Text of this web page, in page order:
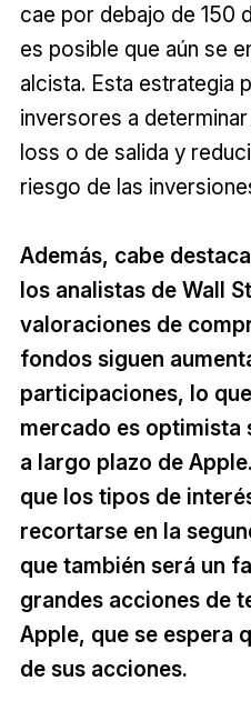
cae por debajo de 150
es posible que aún se
alcista. Esta estrategia
inversores a
loss o de salida y
riesgo de las
Además, cabe
los analistas de Wall
valoraciones de
fondos siguen
participaciones, lo
mercado es optimista
a largo plazo de
que los tipos de
recortarse en la
que también será un
grandes acciones de
Apple, que se espera
de sus acciones.